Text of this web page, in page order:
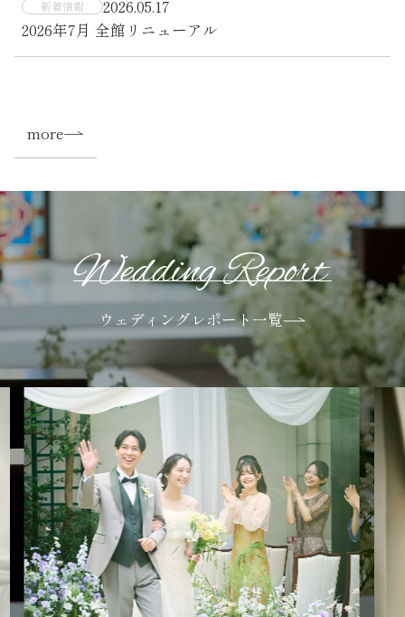
新着情報
2026.05.17
2026年7月 全館リニューアル
more
Wedding Report
ウェディングレポート一覧